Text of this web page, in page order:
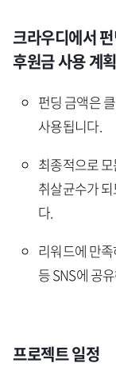
크라우디에서
후원금 사용 계획
펀딩 금액은
사용됩니다.
최종적으로
취살균수가
다.
리워드에 만
등 SNS에 공
프로젝트 일정